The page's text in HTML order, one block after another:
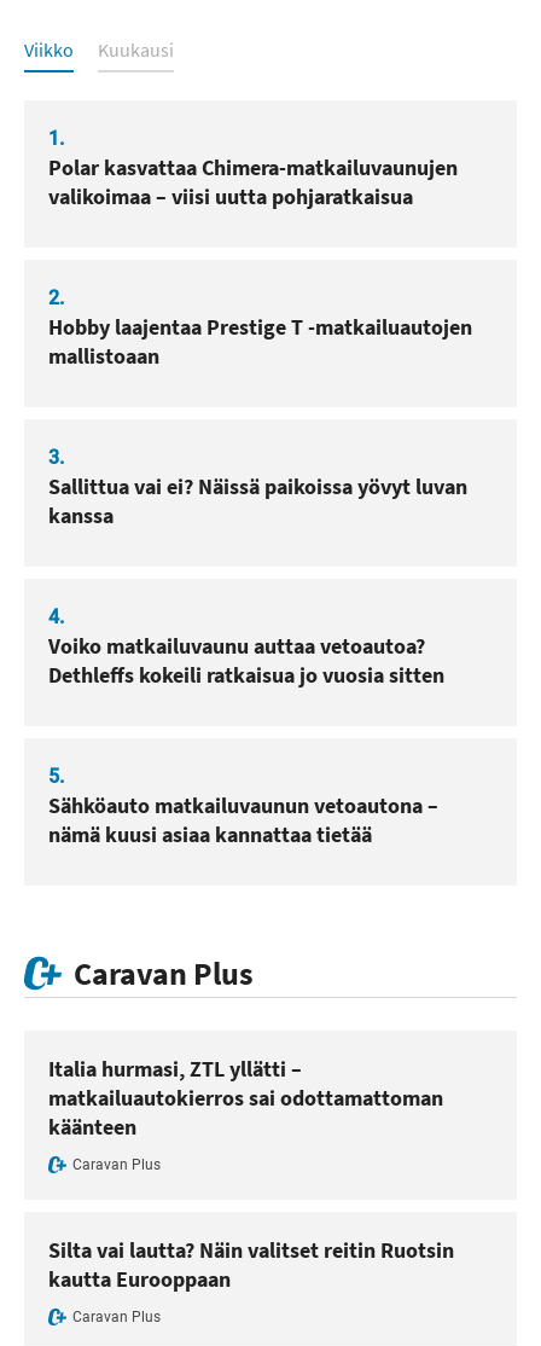
Luetuimmat
Viikko Kuukausi
1.
Polar kasvattaa Chimera-matkailuvaunujen
valikoimaa – viisi uutta pohjaratkaisua
2.
Hobby laajentaa Prestige T -matkailuautojen
mallistoaan
3.
Sallittua vai ei? Näissä paikoissa yövyt luvan
kanssa
4.
Voiko matkailuvaunu auttaa vetoautoa?
Dethleffs kokeili ratkaisua jo vuosia sitten
5.
Sähköauto matkailuvaunun vetoautona –
nämä kuusi asiaa kannattaa tietää
Caravan Plus
Italia hurmasi, ZTL yllätti –
matkailuautokierros sai odottamattoman
käänteen
Caravan Plus
Silta vai lautta? Näin valitset reitin Ruotsin
kautta Eurooppaan
Caravan Plus